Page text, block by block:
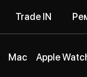
Trade IN
Mac Apple